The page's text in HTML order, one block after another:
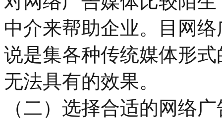
中介来帮助企业。目网
说是集各种传统媒体形
无法具有的效果。
（二）选择合适的网络